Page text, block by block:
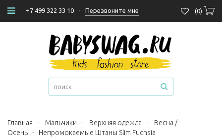
+7 499 322 33 10 - Перезвоните мне (0)
Главная - Мальчики - Верхняя одежда - Весна /
Осень - Непромокаемые Штаны Slim Fuchsia